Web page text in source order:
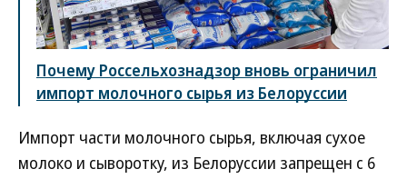
Почему Россельхознадзор вновь ограничил
импорт молочного сырья из Белоруссии
Импорт части молочного сырья, включая сухое
молоко и сыворотку, из Белоруссии запрещен с 6